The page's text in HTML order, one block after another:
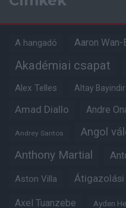
A hangadó Aaron Wan-
Akadémiai csapat
Alex Telles Altay Bayindir
Amad Diallo Andre
Andrey Santos Angol
Anthony Martial
Aston Villa Átigazolási
Axel Tuanzebe Ayden